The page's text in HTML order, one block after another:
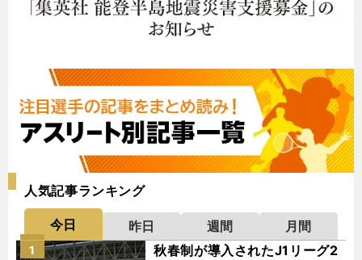
人気記事ランキング
今日 昨日 週間
月間
秋春制が導入されたJ1リーグ2
1